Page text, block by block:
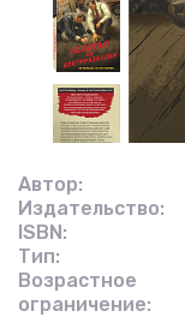
Автор:
Издательство:
ISBN:
Тип:
Возрастное
ограничение: